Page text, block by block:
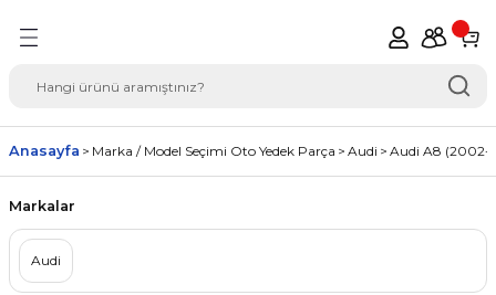
Seçimi Oto Yedek
Anasayfa Marka / Model Seçimi Oto Yedek Parça Audi Audi A8 (2002-
Markalar
Audi